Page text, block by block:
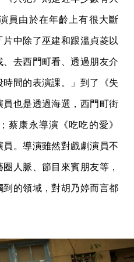
員由於在年齡上有很大斷
中除了巫建和跟溫貞菱以
去西門町看、透過朋友介
間的表演課。」到了《失
也是透過海選，西門町街
蔡康永導演《吃吃的愛》
。導演雖然對戲劇演員不
人脈、節目來賓朋友等，
的領域，對胡乃婷而言都